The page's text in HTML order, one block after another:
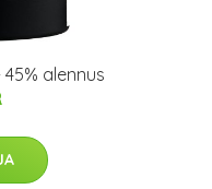
alennus